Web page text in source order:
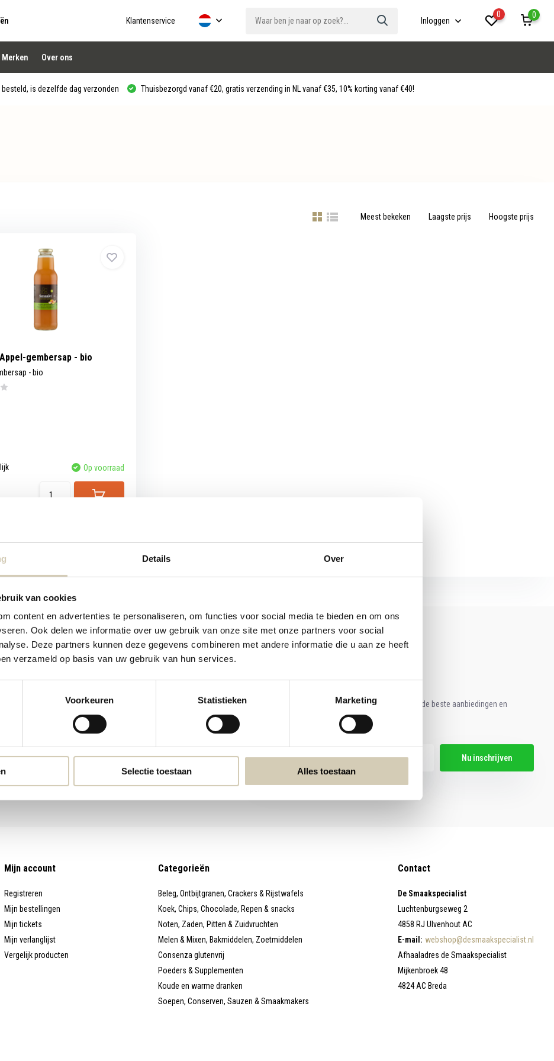
Details Over
van cookies
content en advertenties te personaliseren, om functies voor social media te bieden en om ons
Ook delen we informatie over uw gebruik van onze site met onze partners voor social
Deze partners kunnen deze gegevens combineren met andere informatie die u aan ze heeft
verzameld op basis van uw gebruik van hun services.
Voorkeuren Statistieken Marketing
Selectie toestaan Alles toestaan
Klantenservice Inloggen
0
0
Merken Over ons
is dezelfde dag verzonden Thuisbezorgd vanaf €20, gratis verzending in NL vanaf €35, 10% korting vanaf €40!
Meest bekeken Laagste prijs Hoogste prijs
gembersap - bio
- bio
Op voorraad
Contactgegevens
webshop@desmaakspecialist.nl
Meld je aan voor onze nieuwsbrief en ontvang de beste aanbiedingen en
Nu inschrijven
Mijn account
Registreren
Mijn bestellingen
Mijn tickets
Mijn verlanglijst
Vergelijk producten
Categorieën
Beleg, Ontbijtgranen, Crackers & Rijstwafels
Koek, Chips, Chocolade, Repen & snacks
Noten, Zaden, Pitten & Zuidvruchten
Melen & Mixen, Bakmiddelen, Zoetmiddelen
Consenza glutenvrij
Poeders & Supplementen
Koude en warme dranken
Soepen, Conserven, Sauzen & Smaakmakers
Contact
De Smaakspecialist
Luchtenburgseweg 2
4858 RJ Ulvenhout AC
E-mail: webshop@desmaakspecialist.nl
Afhaaladres de Smaakspecialist
Mijkenbroek 48
4824 AC Breda